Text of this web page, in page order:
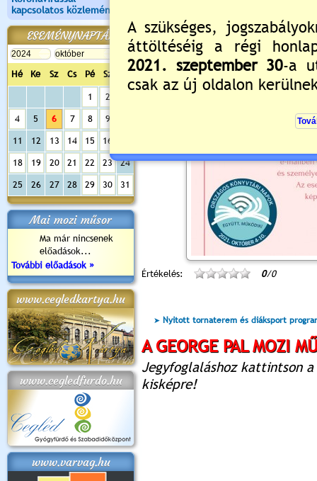
kapcsolatos közlemények
ESEMÉNYNAPTÁR
Hé Ke Sz Cs Pé Sz Va
1 2
4 5 6 7 8 9
11 12 13 14 15 16
18 19 20 21 22 23 24
25 26 27 28 29 30 31
Mai mozi műsor
Ma már nincsenek
előadások...
További előadások »
www.cegledkartya.hu
www.cegledfurdo.hu
www.varvag.hu
Értékelés: 0/0
Nyitott tornaterem és diáksport
A GEORGE PAL MOZI
Jegyfoglaláshoz kattintson
kisképre!